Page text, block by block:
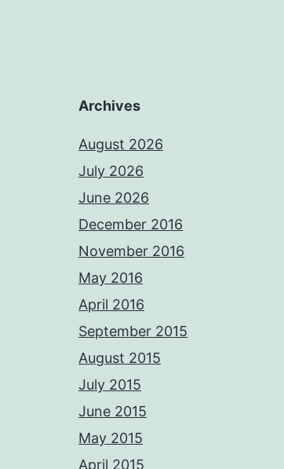
Archives
August 2026
July 2026
June 2026
December 2016
November 2016
May 2016
April 2016
September 2015
August 2015
July 2015
June 2015
May 2015
April 2015